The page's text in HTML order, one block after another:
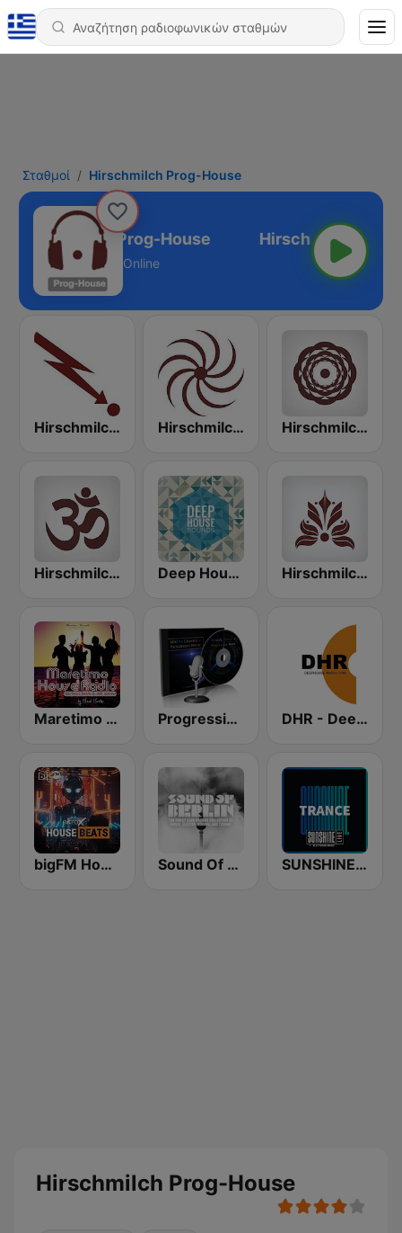
Σταθμοί Hirschmilch Prog-House
Hirschmilch Prog-House
Online
Hirschmilch Electronic Hirschmilch Progressive Hirschmilch Psytrance
Hirschmilch Chillout Deep House Sounds Hirschmilch Organic House
Maretimo House Radio Progressive & Tech-house on MixLive.ie DHR - Deep House Radio
bigFM House Beats Sound Of Berlin SUNSHINE LIVE - Trance
Hirschmilch Prog-House